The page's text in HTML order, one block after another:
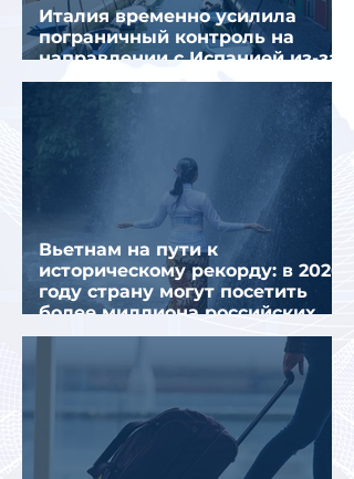
Италия временно усилила
пограничный контроль на
направлении с Испанией из-за
миграционного кризиса
Вьетнам на пути к
историческому рекорду: в 2026
году страну могут посетить
более миллиона российских
туристов